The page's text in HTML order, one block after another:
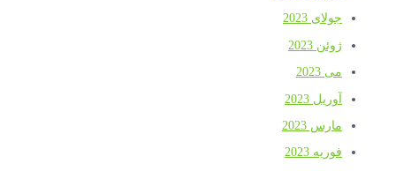
جولای 2023
ژوئن 2023
می 2023
آوریل 2023
مارس 2023
فوریه 2023